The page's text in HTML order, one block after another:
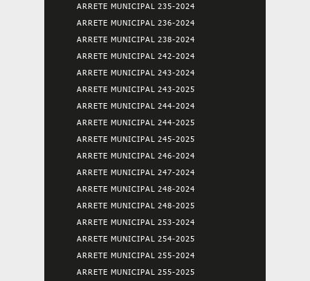
ARRETE MUNICIPAL 235-2024
ARRETE MUNICIPAL 236-2024
ARRETE MUNICIPAL 238-2024
ARRETE MUNICIPAL 242-2024
ARRETE MUNICIPAL 243-2024
ARRETE MUNICIPAL 243-2025
ARRETE MUNICIPAL 244-2024
ARRETE MUNICIPAL 244-2025
ARRETE MUNICIPAL 245-2025
ARRETE MUNICIPAL 246-2024
ARRETE MUNICIPAL 247-2024
ARRETE MUNICIPAL 248-2024
ARRETE MUNICIPAL 248-2025
ARRETE MUNICIPAL 253-2024
ARRETE MUNICIPAL 254-2025
ARRETE MUNICIPAL 255-2024
ARRETE MUNICIPAL 255-2025